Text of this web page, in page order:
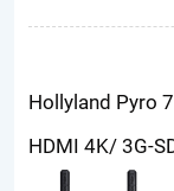
Hollyland Pyro
HDMI 4K/ 3G-